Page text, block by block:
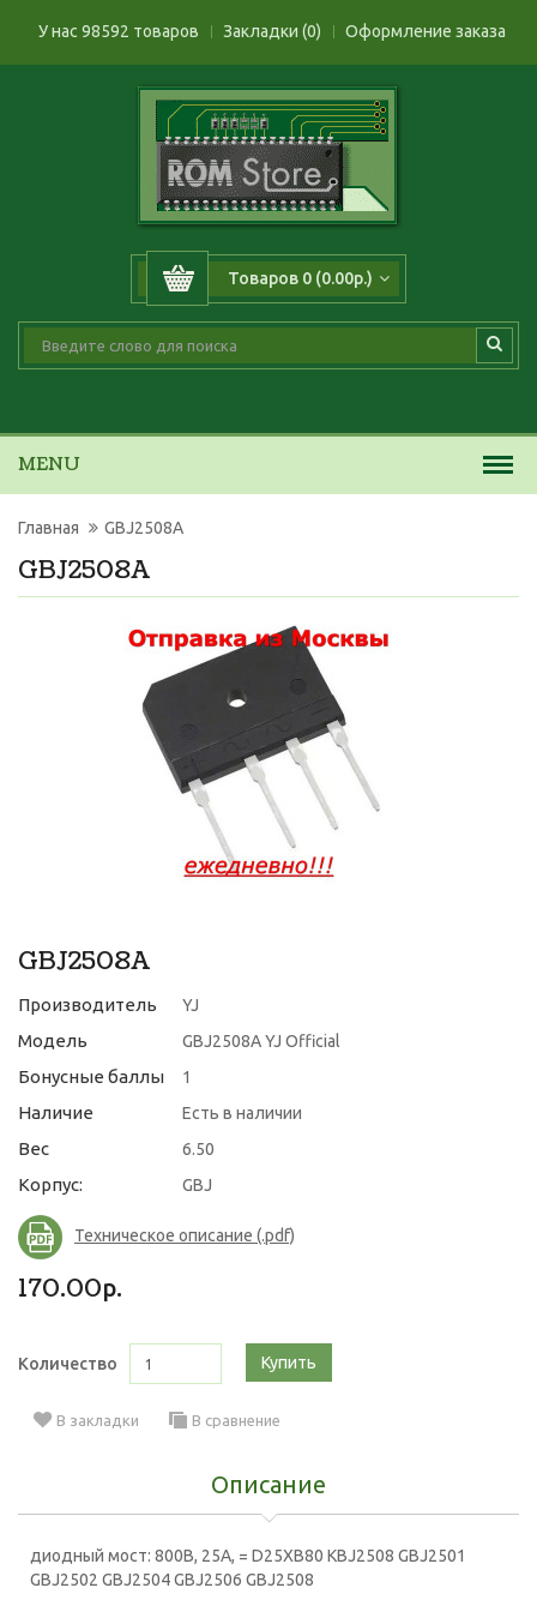
У нас 98592 товаров Закладки (0) Оформление заказа
Товаров 0 (0.00р.)
MENU
GBJ2508A
Главная GBJ2508A
GBJ2508A
Производитель YJ
Модель GBJ2508A YJ Official
Бонусные баллы 1
Наличие Есть в наличии
Вес 6.50
Корпус: GBJ
Техническое описание (.pdf)
170.00р.
Количество Купить
В закладки В сравнение
Описание
диодный мост: 800В, 25А, = D25XB80 KBJ2508 GBJ2501
GBJ2502 GBJ2504 GBJ2506 GBJ2508